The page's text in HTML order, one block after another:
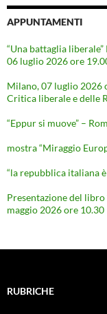
APPUNTAMENTI
“Una battaglia
06 luglio 2026 ore
Milano, 07 luglio 2026
Critica liberale e delle
“Eppur si muove” –
mostra “Miraggio
“la repubblica italiana
Presentazione del
maggio 2026 ore 10.30
RUBRICHE